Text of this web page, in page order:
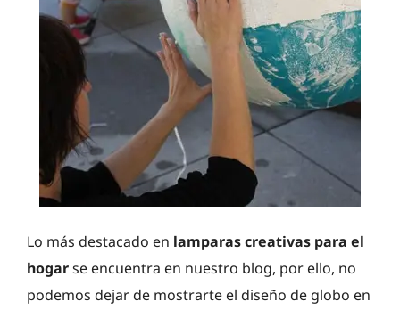
Lo más destacado en lamparas creativas para el
hogarse encuentra en nuestro blog, por ello, no
podemos dejar de mostrarte el diseño de globo en